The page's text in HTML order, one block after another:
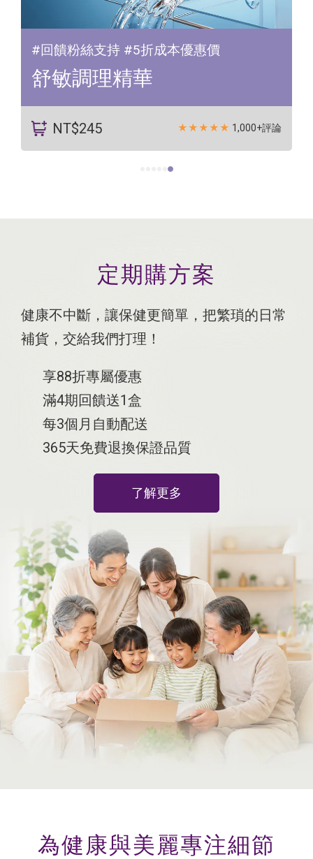
#姐姐謝金燕最愛#101位醫護好評推薦
德國100%膠原蛋白
NT$720 ★★★★★ 2,100+評論
定期購方案
健康不中斷，讓保健更簡單 ， 把繁瑣的日常
補貨，交給我們打理！
享88折專屬優惠
滿4期回饋送1盒
每3個月自動配送
365天免費退換保證品質
了解更多
為健康與美麗專注細節